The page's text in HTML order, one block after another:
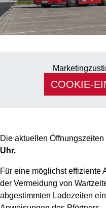
COOKIE-
Die aktuellen
Uhr.
Für eine möglichst effiziente
der Vermeidung von
abgestimmten Ladezeiten